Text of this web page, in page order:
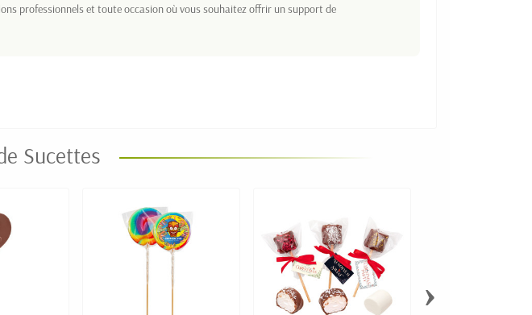
professionnels et toute occasion où vous souhaitez offrir un support de
Sucettes
›